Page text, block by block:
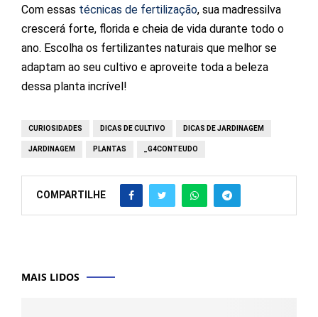
Com essas técnicas de fertilização, sua madressilva
crescerá forte, florida e cheia de vida durante todo o
ano. Escolha os fertilizantes naturais que melhor se
adaptam ao seu cultivo e aproveite toda a beleza
dessa planta incrível!
CURIOSIDADES DICAS DE CULTIVO DICAS DE JARDINAGEM
JARDINAGEM PLANTAS _G4CONTEUDO
COMPARTILHE
MAIS LIDOS